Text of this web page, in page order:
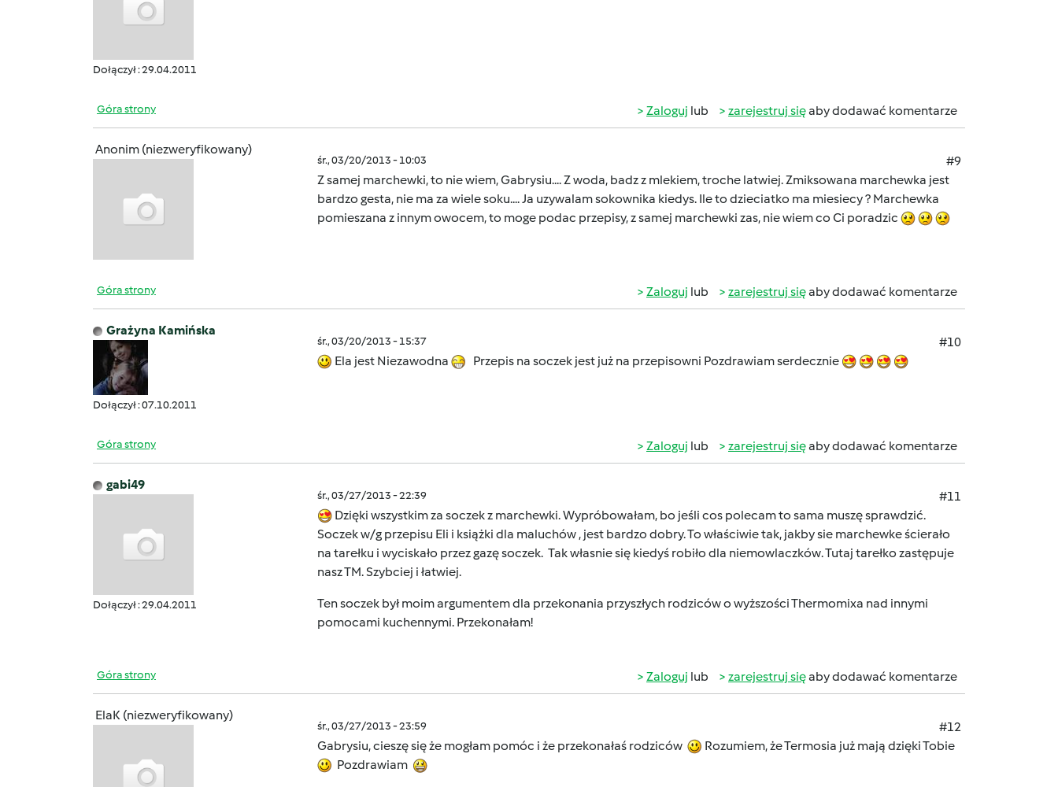
Dołączył : 29.04.2011
Góra strony Zaloguj lub zarejestruj sięaby dodawać komentarze
Anonim (niezweryfikowany)
śr., 03/20/2013 - 10:03
#9
Z samej marchewki, to nie wiem, Gabrysiu.... Z woda, badz z mlekiem, troche latwiej. Zmiksowana marchewka jest
bardzo gesta, nie ma za wiele soku.... Ja uzywalam sokownika kiedys. Ile to dzieciatko ma miesiecy ? Marchewka
pomieszana z innym owocem, to moge podac przepisy, z samej marchewki zas, nie wiem co Ci poradzic
Góra strony Zaloguj lub zarejestruj sięaby dodawać komentarze
Grażyna Kamińska
Dołączył : 07.10.2011
śr., 03/20/2013 - 15:37
#10
Ela jest Niezawodna
Przepis na soczek jest już na przepisowni Pozdrawiam serdecznie
Góra strony Zaloguj lub zarejestruj sięaby dodawać komentarze
gabi49
Dołączył : 29.04.2011
śr., 03/27/2013 - 22:39
#11
Dzięki wszystkim za soczek z marchewki. Wypróbowałam, bo jeśli cos polecam to sama muszę sprawdzić.
Soczek w/g przepisu Eli i książki dla maluchów , jest bardzo dobry. To właściwie tak, jakby sie marchewke ścierało
na tarełku i wyciskało przez gazę soczek. Tak własnie się kiedyś robiło dla niemowlaczków. Tutaj tarełko zastępuje
nasz TM. Szybciej i łatwiej.
Ten soczek był moim argumentem dla przekonania przyszłych rodziców o wyższości Thermomixa nad innymi
pomocami kuchennymi. Przekonałam!
Góra strony Zaloguj lub zarejestruj sięaby dodawać komentarze
ElaK (niezweryfikowany)
śr., 03/27/2013 - 23:59
#12
Gabrysiu, cieszę się że mogłam pomóc i że przekonałaś rodziców
Rozumiem, że Termosia już mają dzięki Tobie
Pozdrawiam